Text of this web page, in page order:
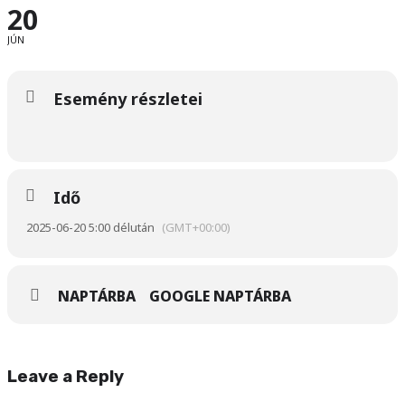
20
JÚN
Esemény részletei
Idő
2025-06-20 5:00 délután (GMT+00:00)
NAPTÁRBA GOOGLE NAPTÁRBA
Leave a Reply